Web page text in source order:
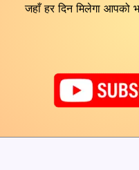
जहाँ हर दिन मिलेगा आपको